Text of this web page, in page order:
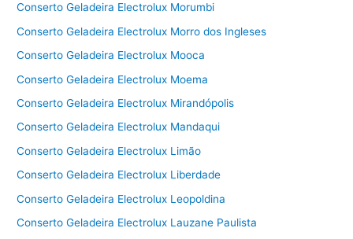
Conserto Geladeira Electrolux Morumbi
Conserto Geladeira Electrolux Morro dos Ingleses
Conserto Geladeira Electrolux Mooca
Conserto Geladeira Electrolux Moema
Conserto Geladeira Electrolux Mirandópolis
Conserto Geladeira Electrolux Mandaqui
Conserto Geladeira Electrolux Limão
Conserto Geladeira Electrolux Liberdade
Conserto Geladeira Electrolux Leopoldina
Conserto Geladeira Electrolux Lauzane Paulista